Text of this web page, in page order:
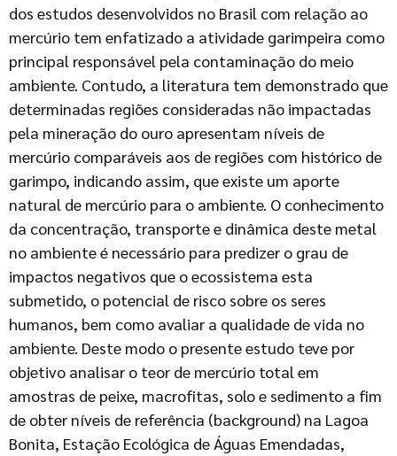
dos estudos desenvolvidos no Brasil com relação ao
mercúrio tem enfatizado a atividade garimpeira como
principal responsável pela contaminação do meio
ambiente. Contudo, a literatura tem demonstrado que
determinadas regiões consideradas não impactadas
pela mineração do ouro apresentam níveis de
mercúrio comparáveis aos de regiões com histórico de
garimpo, indicando assim, que existe um aporte
natural de mercúrio para o ambiente. O conhecimento
da concentração, transporte e dinâmica deste metal
no ambiente é necessário para predizer o grau de
impactos negativos que o ecossistema esta
submetido, o potencial de risco sobre os seres
humanos, bem como avaliar a qualidade de vida no
ambiente. Deste modo o presente estudo teve por
objetivo analisar o teor de mercúrio total em
amostras de peixe, macrofitas, solo e sedimento a fim
de obter níveis de referência (background) na Lagoa
Bonita, Estação Ecológica de Águas Emendadas,